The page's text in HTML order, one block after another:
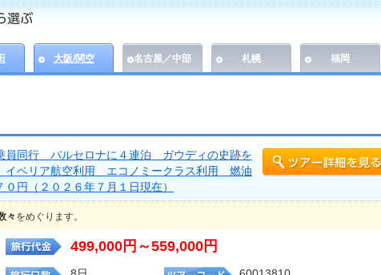
大阪/関空 名古屋／中部 札幌 福岡
員同行 バルセロナに４連泊 ガウディの史跡を
イベリア航空利用 エコノミークラス利用 燃油
円（２０２６年７月１日現在）
々 をめぐります。
499,000円～559,000円